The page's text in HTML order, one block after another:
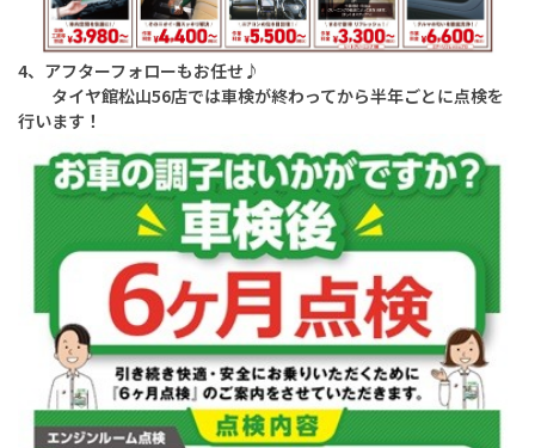
4、アフターフォローもお任せ♪
タイヤ館松山56店では車検が終わってから半年ごとに点検を
行います！